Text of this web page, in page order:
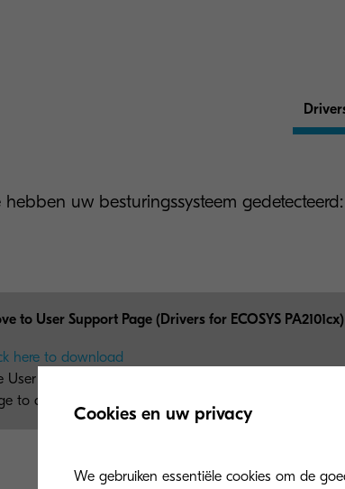
hebben uw besturingssysteem gedetecteerd:
to User Support Page (Drivers for ECOSYS PA2101cx)
here to download
User Support Page provides information on setup
to download DVD contents such as Drivers, Utilities,
Cookies en uw privacy
We gebruiken essentiële cookies om de